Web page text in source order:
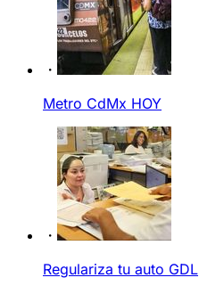
Metro CdMx HOY
Regulariza tu auto GDL